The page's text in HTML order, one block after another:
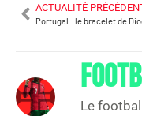
ACTUALITÉ
Le